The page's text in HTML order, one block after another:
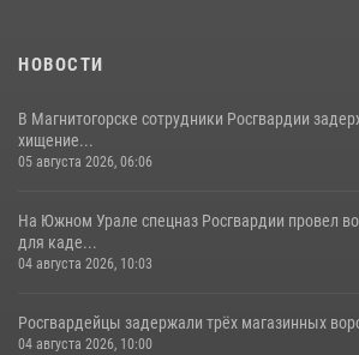
НОВОСТИ
В Магнитогорске сотрудники Росгвардии
хищение...
05 августа 2026, 06:06
На Южном Урале спецназ Росгвардии провел
для каде...
04 августа 2026, 10:03
Росгвардейцы задержали трёх магазинных
04 августа 2026, 10:00